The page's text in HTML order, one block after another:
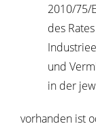
2010/75/
des
und
in der
vorhanden ist